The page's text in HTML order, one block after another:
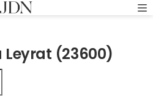
Leyrat (23600)